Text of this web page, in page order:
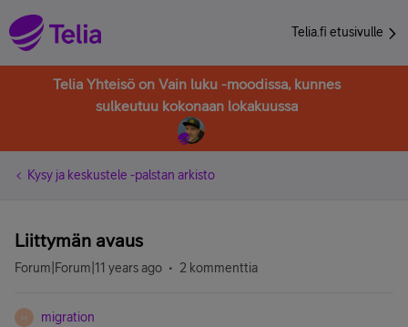
Telia.fi etusivulle
Telia Yhteisö on Vain luku -moodissa, kunnes
sulkeutuu kokonaan lokakuussa
Kysy ja keskustele -palstan arkisto
Liittymän avaus
Forum|Forum|11 years ago 2 kommenttia
M migration